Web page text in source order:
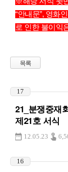
“안내문”, 영화
로 인한 불이익
목록
17
21_분쟁중재
제21호 서식
12.05.23
16